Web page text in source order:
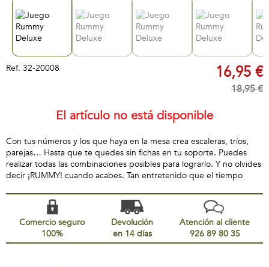
Ref. 32-20008 16,95 €
18,95 €
El artículo no está disponible
Con tus números y los que haya en la mesa crea escaleras, tríos,
parejas… Hasta que te quedes sin fichas en tu soporte. Puedes
realizar todas las combinaciones posibles para lograrlo. Y no olvides
decir ¡RUMMY! cuando acabes. Tan entretenido que el tiempo
Comercio seguro
100%
Devolución
en 14 días
Atención al cliente
926 89 80 35